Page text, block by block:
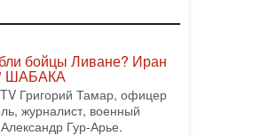
которая уже стала самой
ЦАХАЛ. Но почему её
бойцы Ливане? Иран
ШАБАКА
Григорий Тамар, офицер
журналист, военный
Гур-Арье.